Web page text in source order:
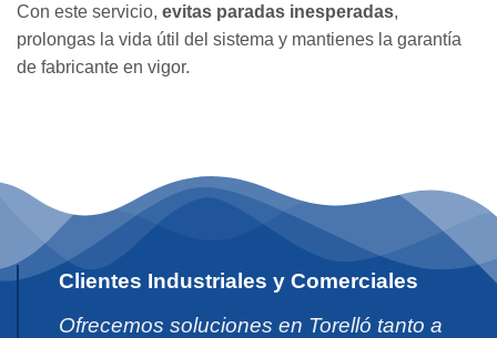
Con este servicio, evitas paradas inesperadas,
prolongas la vida útil del sistema y mantienes la garantía
de fabricante en vigor.
Clientes Industriales y Comerciales
Ofrecemos soluciones en Torelló tanto a